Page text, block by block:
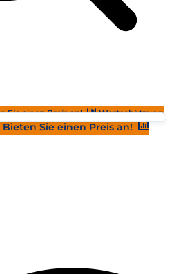
Sie einen Preis an! Wertschätzung
Bieten Sie einen Preis an!